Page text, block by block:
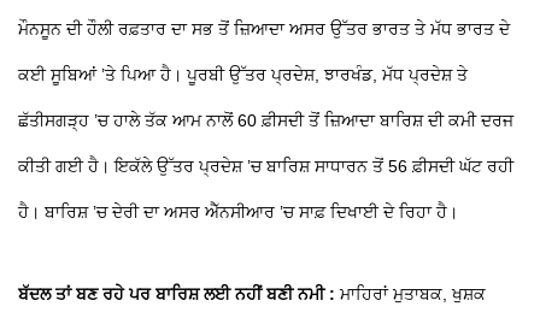
ਮੌਨਸੂਨ ਦੀ ਹੌਲੀ ਰਫ਼ਤਾਰ ਦਾ ਸਭ ਤੋਂ ਜ਼ਿਆਦਾ ਅਸਰ ਉੱਤਰ ਭਾਰਤ ਤੇ ਮੱਧ ਭਾਰਤ ਦੇ
ਕਈ ਸੂਬਿਆਂ ’ਤੇ ਪਿਆ ਹੈ। ਪੂਰਬੀ ਉੱਤਰ ਪ੍ਰਦੇਸ਼, ਝਾਰਖੰਡ, ਮੱਧ ਪ੍ਰਦੇਸ਼ ਤੇ
ਛੱਤੀਸਗੜ੍ਹ ’ਚ ਹਾਲੇ ਤੱਕ ਆਮ ਨਾਲੋਂ 60 ਫ਼ੀਸਦੀ ਤੋਂ ਜ਼ਿਆਦਾ ਬਾਰਿਸ਼ ਦੀ ਕਮੀ ਦਰਜ
ਕੀਤੀ ਗਈ ਹੈ। ਇਕੱਲੇ ਉੱਤਰ ਪ੍ਰਦੇਸ਼ ’ਚ ਬਾਰਿਸ਼ ਸਾਧਾਰਨ ਤੋਂ 56 ਫ਼ੀਸਦੀ ਘੱਟ ਰਹੀ
ਹੈ। ਬਾਰਿਸ਼ ’ਚ ਦੇਰੀ ਦਾ ਅਸਰ ਐੱਨਸੀਆਰ ’ਚ ਸਾਫ਼ ਦਿਖਾਈ ਦੇ ਰਿਹਾ ਹੈ।
ਬੱਦਲ ਤਾਂ ਬਣ ਰਹੇ ਪਰ ਬਾਰਿਸ਼ ਲਈ ਨਹੀਂ ਬਣੀ ਨਮੀ : ਮਾਹਿਰਾਂ ਮੁਤਾਬਕ, ਖੁਸ਼ਕ